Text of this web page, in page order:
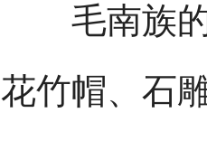
毛南族的
花竹帽、石